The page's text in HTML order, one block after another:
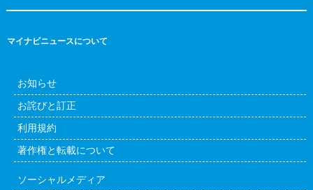
マイナビニュースについて
お知らせ
お詫びと訂正
利用規約
著作権と転載について
ソーシャルメディア